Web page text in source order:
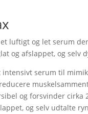
luftigt og let serum
og afslappet, og selv
intensivt serum til
og forsvinder
og selv udtalte